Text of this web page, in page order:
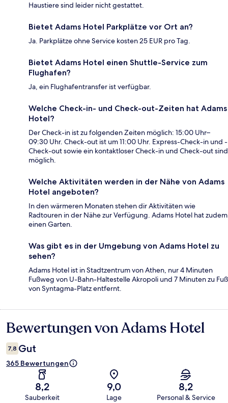
Haustiere sind leider nicht gestattet.
Bietet Adams Hotel Parkplätze vor Ort an?
Ja. Parkplätze ohne Service kosten 25 EUR pro Tag.
Bietet Adams Hotel einen Shuttle-Service zum
Flughafen?
Ja, ein Flughafentransfer ist verfügbar.
Welche Check-in- und Check-out-Zeiten hat Adams
Hotel?
Der Check-in ist zu folgenden Zeiten möglich: 15:00 Uhr–
09:30 Uhr. Check-out ist um 11:00 Uhr. Express-Check-in und -
Check-out sowie ein kontaktloser Check-in und Check-out sind
möglich.
Welche Aktivitäten werden in der Nähe von Adams
Hotel angeboten?
In den wärmeren Monaten stehen dir Aktivitäten wie
Radtouren in der Nähe zur Verfügung. Adams Hotel hat zudem
einen Garten.
Was gibt es in der Umgebung von Adams Hotel zu
sehen?
Adams Hotel ist in Stadtzentrum von Athen, nur 4 Minuten
Fußweg von U-Bahn-Haltestelle Akropoli und 7 Minuten zu Fuß
von Syntagma-Platz entfernt.
Bewertungen
Bewertungen von Adams Hotel
7,8 Gut
365 Bewertungen
8,2
Sauberkeit
9,0
Lage
8,2
Personal & Service